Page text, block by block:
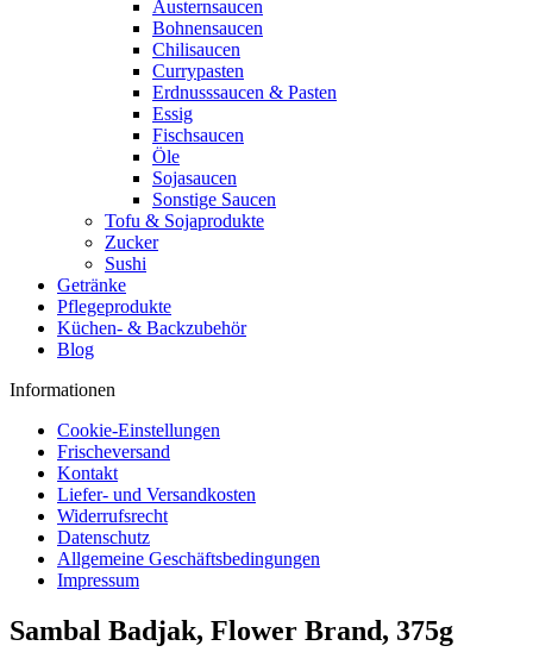
Austernsaucen
Bohnensaucen
Chilisaucen
Currypasten
Erdnusssaucen & Pasten
Essig
Fischsaucen
Öle
Sojasaucen
Sonstige Saucen
Tofu & Sojaprodukte
Zucker
Sushi
Getränke
Pflegeprodukte
Küchen- & Backzubehör
Blog
Informationen
Cookie-Einstellungen
Frischeversand
Kontakt
Liefer- und Versandkosten
Widerrufsrecht
Datenschutz
Allgemeine Geschäftsbedingungen
Impressum
Sambal Badjak, Flower Brand, 375g